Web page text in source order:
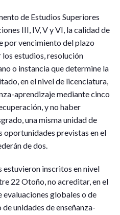
de Estudios Superiores
III, IV, V y VI, la calidad de
por vencimiento del plazo
estudios, resolución
o instancia que determine la
en el nivel de licenciatura,
aprendizaje mediante cinco
y no haber
una misma unidad de
oportunidades previstas en el
de dos.
estuvieron inscritos en nivel
22 Otoño, no acreditar, en el
evaluaciones globales o de
unidades de enseñanza-